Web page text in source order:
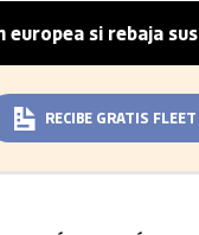
sus metas de
RECIBE GRATIS